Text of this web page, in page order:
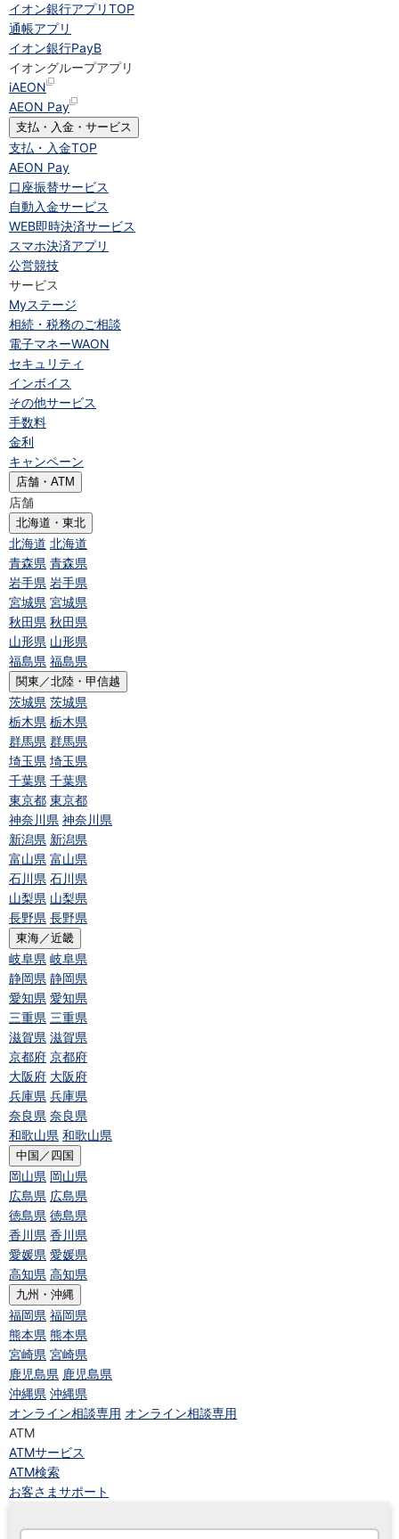
イオン銀行アプリTOP
通帳アプリ
イオン銀行PayB
イオングループアプリ
iAEON
AEON Pay
支払・入金・サービス
支払・入金TOP
AEON Pay
口座振替サービス
自動入金サービス
WEB即時決済サービス
スマホ決済アプリ
公営競技
サービス
Myステージ
相続・税務のご相談
電子マネーWAON
セキュリティ
インボイス
その他サービス
手数料
金利
キャンペーン
店舗・ATM
店舗
北海道・東北
北海道 北海道
青森県 青森県
岩手県 岩手県
宮城県 宮城県
秋田県 秋田県
山形県 山形県
福島県 福島県
関東／北陸・甲信越
茨城県 茨城県
栃木県 栃木県
群馬県 群馬県
埼玉県 埼玉県
千葉県 千葉県
東京都 東京都
神奈川県 神奈川県
新潟県 新潟県
富山県 富山県
石川県 石川県
山梨県 山梨県
長野県 長野県
東海／近畿
岐阜県 岐阜県
静岡県 静岡県
愛知県 愛知県
三重県 三重県
滋賀県 滋賀県
京都府 京都府
大阪府 大阪府
兵庫県 兵庫県
奈良県 奈良県
和歌山県 和歌山県
中国／四国
岡山県 岡山県
広島県 広島県
徳島県 徳島県
香川県 香川県
愛媛県 愛媛県
高知県 高知県
九州・沖縄
福岡県 福岡県
熊本県 熊本県
宮崎県 宮崎県
鹿児島県 鹿児島県
沖縄県 沖縄県
オンライン相談専用 オンライン相談専用
ATM
ATMサービス
ATM検索
お客さまサポート